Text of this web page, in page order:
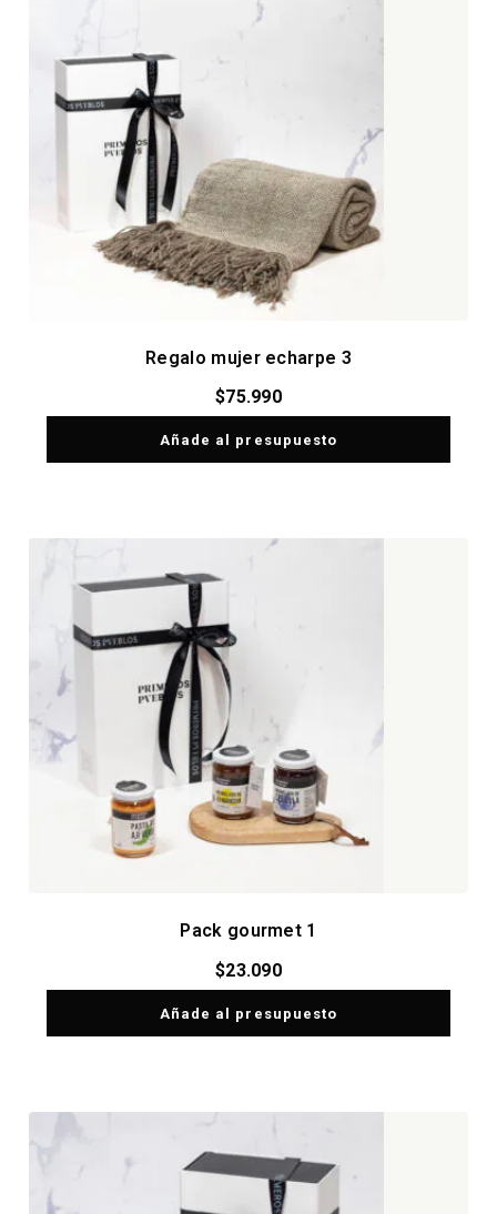
Regalo mujer echarpe 3
$75.990
Añade al presupuesto
Pack gourmet 1
$23.090
Añade al presupuesto